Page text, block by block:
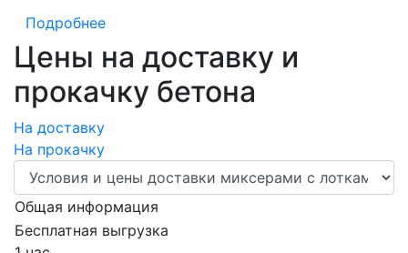
Подробнее
Цены на доставку и
прокачку бетона
На доставку
На прокачку
Общая информация
Бесплатная выгрузка